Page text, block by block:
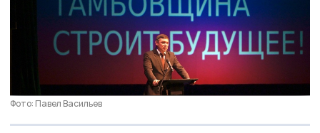
Фото: Павел Васильев